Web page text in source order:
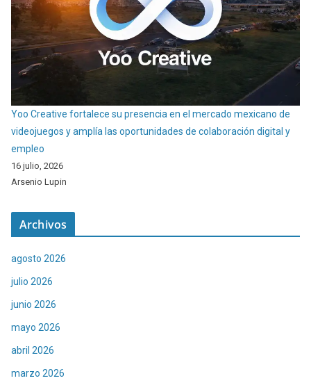
Yoo Creative fortalece su presencia en el mercado mexicano de
videojuegos y amplía las oportunidades de colaboración digital y
empleo
16 julio, 2026
Arsenio Lupin
Archivos
agosto 2026
julio 2026
junio 2026
mayo 2026
abril 2026
marzo 2026